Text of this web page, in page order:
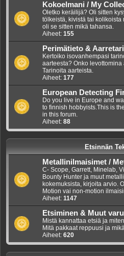
Kokoelmani / My
Oletko keräilijä? Oli sitten
tölkeistä, kivistä tai
oli se sitten mikä tahansa.
Aiheet: 155
Perimätieto &
Kertoiko isovanhempasi
aarteesta? Onko
Tarinoita aarteista.
Aiheet: 177
European Detecting
Do you live in Europe and
to finnish hobbyists.This is
in this forum.
Aiheet: 88
Etsinnän
Metallinilmaisimet /
C- Scope, Garrett, Minelab,
Bounty Hunter ja muut
kokemuksista, kirjoita arvio.
Motion vai non-motion
Aiheet: 1147
Etsiminen & Muut
Mistä kannattaa etsiä ja
Mitä pakkaat reppuusi ja
Aiheet: 620